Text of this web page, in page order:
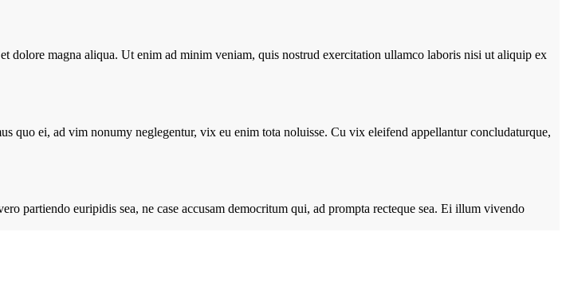
dolore magna aliqua. Ut enim ad minim veniam, quis nostrud exercitation ullamco laboris nisi ut aliquip ex
quo ei, ad vim nonumy neglegentur, vix eu enim tota noluisse. Cu vix eleifend appellantur concludaturque,
partiendo euripidis sea, ne case accusam democritum qui, ad prompta recteque sea. Ei illum vivendo